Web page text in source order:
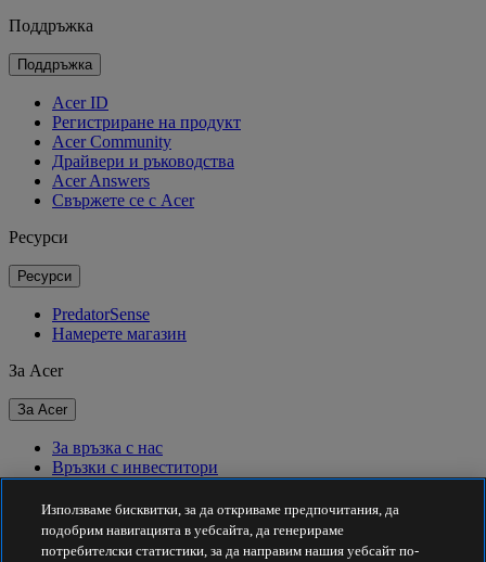
Поддръжка
Поддръжка
Acer ID
Регистриране на продукт
Acer Community
Драйвери и ръководства
Acer Answers
Свържете се с Acer
Ресурси
Ресурси
PredatorSense
Намерете магазин
За Acer
За Acer
За връзка с нас
Връзки с инвеститори
Награди
Събития
Използваме бисквитки, за да откриваме предпочитания, да
подобрим навигацията в уебсайта, да генерираме
потребителски статистики, за да направим нашия уебсайт по-